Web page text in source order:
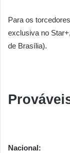
Para os
exclusiva no
de Brasília).
Nacional: